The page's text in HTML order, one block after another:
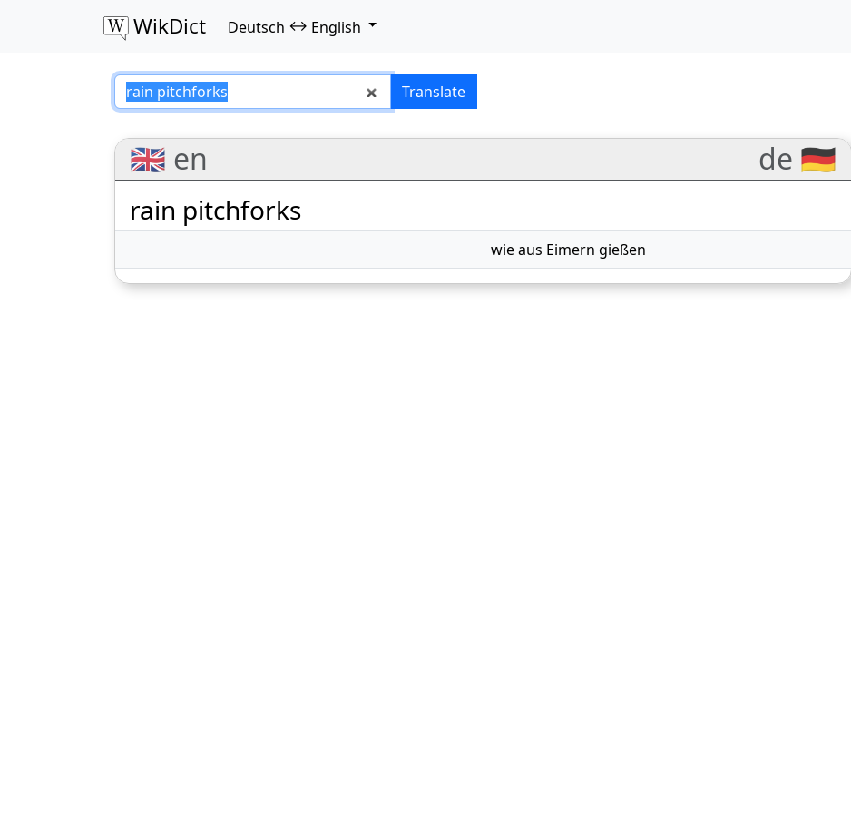
WikDict Deutsch ↔ English
rain pitchforks – Deutsch–English translations
Translate
🇬🇧 en de 🇩🇪
rain pitchforks
wie aus Eimern gießen